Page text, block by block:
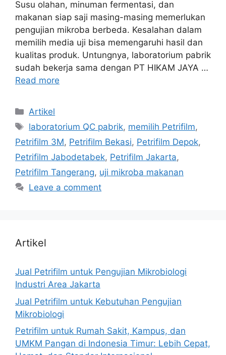
Susu olahan, minuman fermentasi, dan
makanan siap saji masing-masing memerlukan
pengujian mikroba berbeda. Kesalahan dalam
memilih media uji bisa memengaruhi hasil dan
kualitas produk. Untungnya, laboratorium pabrik
sudah bekerja sama dengan PT HIKAM JAYA …
Read more
Categories
Artikel
Tags
laboratorium QC pabrik, memilih Petrifilm,
Petrifilm 3M, Petrifilm Bekasi, Petrifilm Depok,
Petrifilm Jabodetabek, Petrifilm Jakarta,
Petrifilm Tangerang, uji mikroba makanan
Leave a comment
Artikel
Jual Petrifilm untuk Pengujian Mikrobiologi
Industri Area Jakarta
Jual Petrifilm untuk Kebutuhan Pengujian
Mikrobiologi
Petrifilm untuk Rumah Sakit, Kampus, dan
UMKM Pangan di Indonesia Timur: Lebih Cepat,